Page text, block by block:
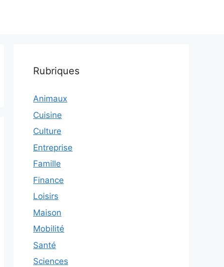
Rubriques
Animaux
Cuisine
Culture
Entreprise
Famille
Finance
Loisirs
Maison
Mobilité
Santé
Sciences